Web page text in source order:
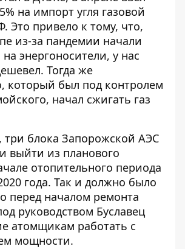
на импорт угля газовой
Это привело к тому, что,
из-за пандемии начали
энергоносители, у нас
Тогда же
который был под контролем
начал сжигать газ
три блока Запорожской АЭС
выйти из планового
отопительного периода
года. Так и должно было
перед началом ремонта
руководством Буславец
атомщикам работать с
мощности.